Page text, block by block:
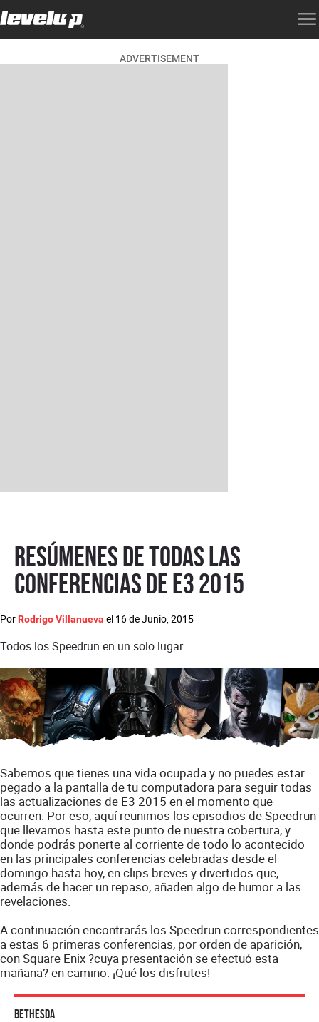
ADVERTISEMENT
Resúmenes de todas las
conferencias de E3 2015
Por Rodrigo Villanueva el 16 de Junio, 2015
Todos los Speedrun en un solo lugar
Sabemos que tienes una vida ocupada y no puedes estar
pegado a la pantalla de tu computadora para seguir todas
las actualizaciones de E3 2015 en el momento que
ocurren. Por eso, aquí reunimos los episodios de Speedrun
que llevamos hasta este punto de nuestra cobertura, y
donde podrás ponerte al corriente de todo lo acontecido
en las principales conferencias celebradas desde el
domingo hasta hoy, en clips breves y divertidos que,
además de hacer un repaso, añaden algo de humor a las
revelaciones.
A continuación encontrarás los Speedrun correspondientes
a estas 6 primeras conferencias, por orden de aparición,
con Square Enix ?cuya presentación se efectuó esta
mañana? en camino. ¡Qué los disfrutes!
Bethesda